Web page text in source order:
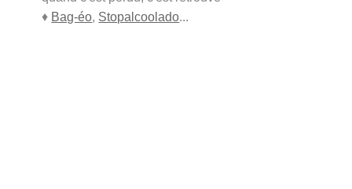
♦ Bag-éo, Stopalcoolado...